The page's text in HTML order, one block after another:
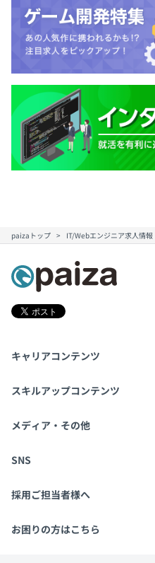
paizaトップ IT/Webエンジニア求人情報
キャリアコンテンツ
転職・キャリア
スキルアップコンテンツ
学習
メディア・その他
Tech Team Journal
SNS
X
採用ご担当者様へ
採用・教育をお考えの企業様へ
お困りの方はこちら